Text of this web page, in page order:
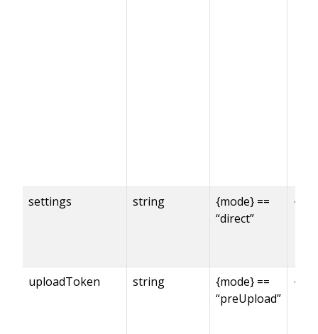
settings string
{mode} ==
“direct”
✓※
uploadToken string
{mode} ==
“preUpload”
✓※